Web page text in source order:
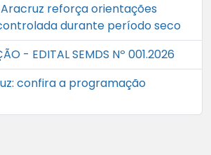
reforça orientações
durante período seco
- EDITAL SEMDS Nº 001.2026
confira a programação